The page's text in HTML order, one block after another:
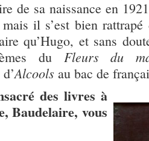
de sa naissance en
il s’est bien rattrapé
qu’Hugo, et sans
duFleurs du
Alcools au bac de
des livres à
Baudelaire, vous